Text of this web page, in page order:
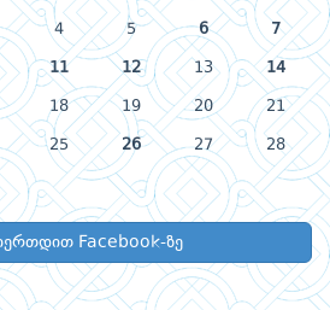
4 5 6 7
11 12 13 14
18 19 20 21
25 26 27 28
Facebook-ზე